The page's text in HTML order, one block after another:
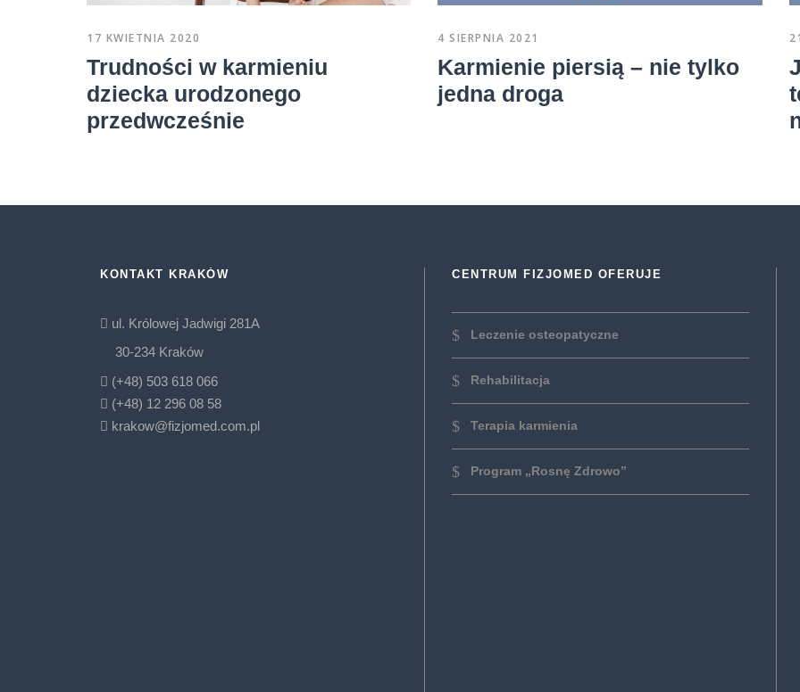
17 KWIETNIA 2020
Trudności w karmieniu
dziecka urodzonego
przedwcześnie
4 SIERPNIA 2021
Karmienie piersią – nie tylko
jedna droga
KONTAKT KRAKÓW
ul. Królowej Jadwigi 281A
30-234 Kraków
(+48) 503 618 066
(+48) 12 296 08 58
krakow@fizjomed.com.pl
CENTRUM FIZJOMED OFERUJE
Leczenie osteopatyczne
Rehabilitacja
Terapia karmienia
Program „Rosnę Zdrowo”